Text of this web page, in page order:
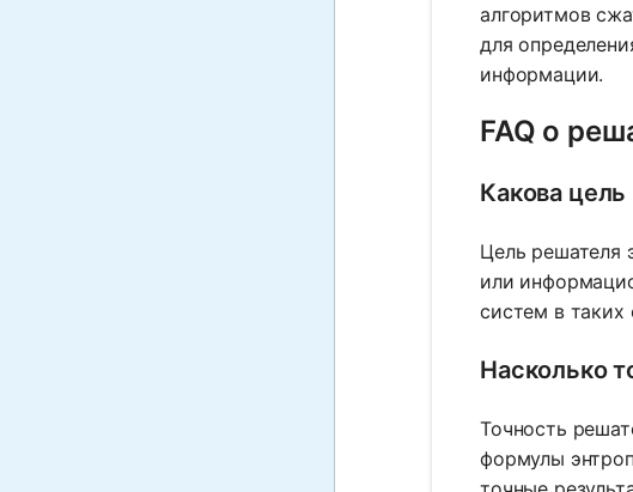
алгоритмов
для
информации.
FAQ о
Какова
Цель решателя
или
систем в таких
Насколько
Точность
формулы